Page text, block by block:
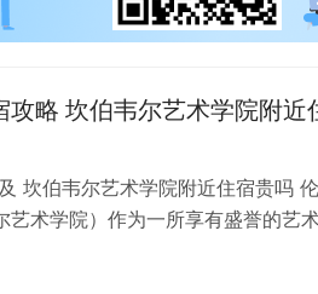
略 坎伯韦尔艺术学院附近
坎伯韦尔艺术学院附近住宿贵吗
术学院）作为一所享有盛誉的艺
而对于即将…